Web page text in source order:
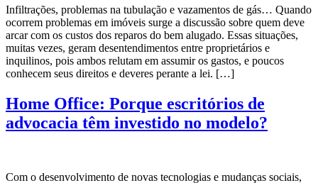
Infiltrações, problemas na tubulação e vazamentos de gás… Quando
ocorrem problemas em imóveis surge a discussão sobre quem deve
arcar com os custos dos reparos do bem alugado. Essas situações,
muitas vezes, geram desentendimentos entre proprietários e
inquilinos, pois ambos relutam em assumir os gastos, e poucos
conhecem seus direitos e deveres perante a lei. […]
Home Office: Porque escritórios de
advocacia têm investido no modelo?
Com o desenvolvimento de novas tecnologias e mudanças sociais,